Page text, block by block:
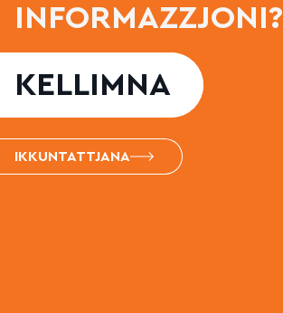
INFORMAZZJONI?
KELLIMNA
IKKUNTATTJANA